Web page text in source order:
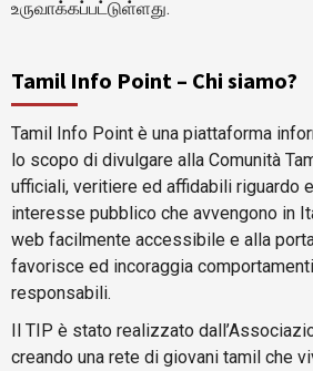
உருவாக்கப்பட்டுள்ளது.
Tamil Info Point – Chi siamo?
Tamil Info Point è una piattaforma
lo scopo di divulgare alla Comunità
ufficiali, veritiere ed affidabili riguardo
interesse pubblico che avvengono in
web facilmente accessibile e alla
favorisce ed incoraggia
responsabili.
Il TIP è stato realizzato
creando una rete di giovani tamil che